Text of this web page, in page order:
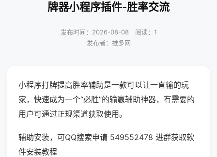
牌器小程序插件-胜率交流
发布时间：2026-08-08｜阅读：1
发布者：推多网
小程序打牌提高胜率辅助是一款可以让一直输的玩
家，快速成为一个“必胜”的输赢辅助神器，有需要的
用户可通过正规渠道获取使用。
辅助安装，可QQ搜索申请 549552478 进群获取软
件安装教程